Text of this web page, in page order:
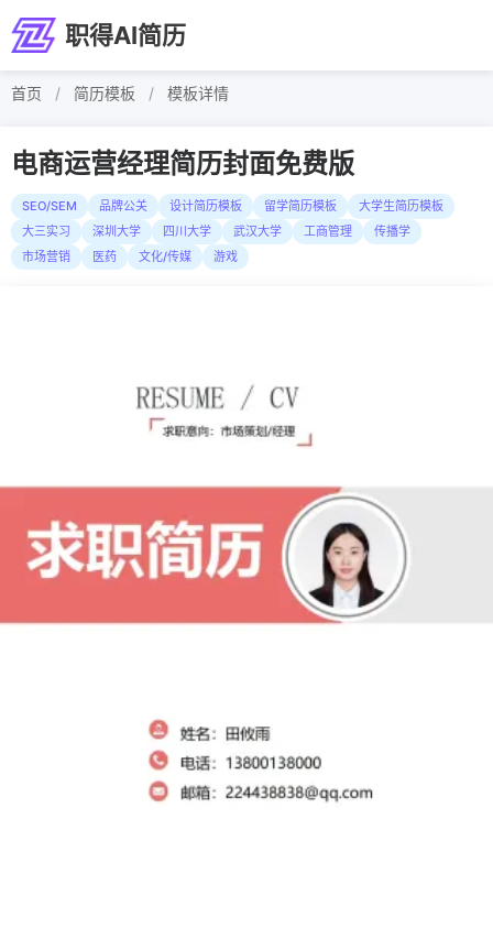
职得AI简历
首页 / 简历模板 / 模板详情
电商运营经理简历封面免费版
SEO/SEM 品牌公关 设计简历模板 留学简历模板
大学生简历模板
大三实习
深圳大学 四川大学 武汉大学 工商管理
传播学
市场营销
医药 文化/传媒 游戏